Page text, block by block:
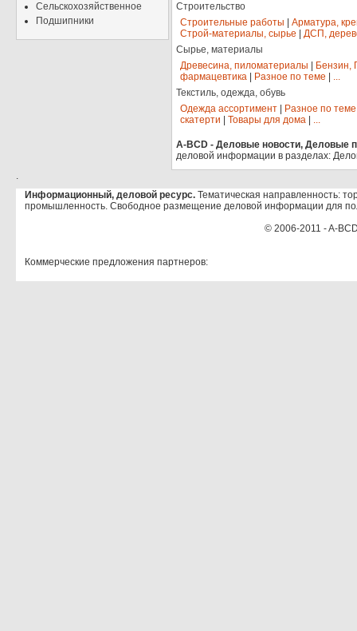
Сельскохозяйственное
Подшипники
Строительство
Строительные работы
Арматура,
Строй-материалы, сырье
ДСП,
Сырье, материалы
Древесина, пиломатериалы
Бензин,
фармацевтика
Разное по теме
...
Текстиль, одежда, обувь
Одежда ассортимент
Разное по теме
скатерти
Товары для дома ...
A-BCD - Деловые новости, Деловые
деловой информации в разделах:
.
Информационный, деловой ресурс. Тематическая направленность:
промышленность. Свободное размещение деловой информации для
© 2006-2011 - A-
Коммерческие предложения партнеров: